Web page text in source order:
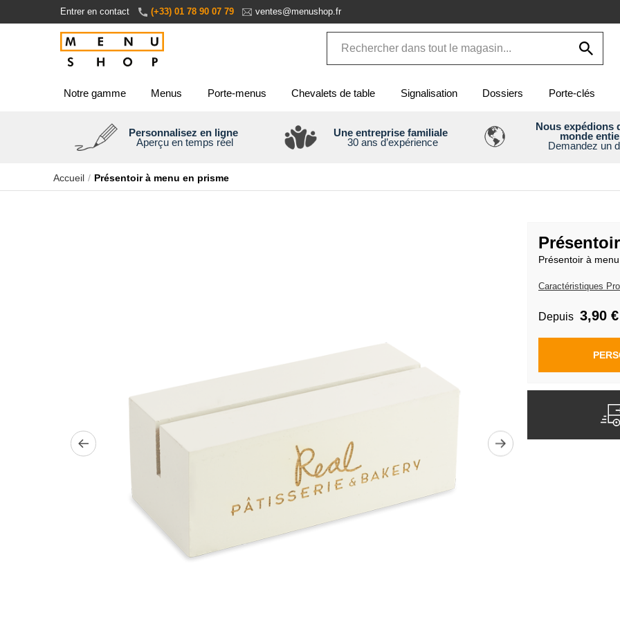
contenu
Entrer en contact (+33) 01 78 90 07 79 ventes@menushop.fr
Notre gamme Menus Porte-menus Chevalets de table Signalisation Dossiers Porte-clés
Personnalisez en ligne
Aperçu en temps réel
Une entreprise familiale
30 ans d’expérience
Nous expédions
monde
Demandez un
Accueil Présentoir à menu en prisme
Présentoir à
Caractéristiques
Depuis 3,90 €